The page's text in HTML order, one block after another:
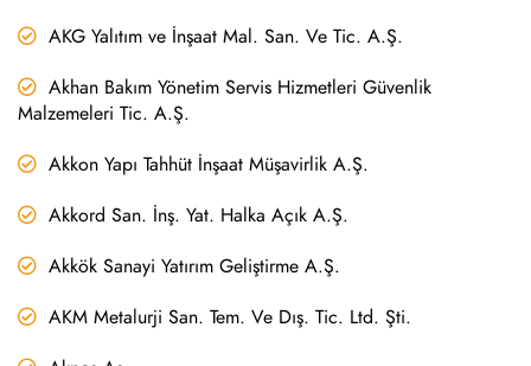
AKG Yalıtım ve İnşaat Mal. San. Ve Tic. A.Ş.
Akhan Bakım Yönetim Servis Hizmetleri Güvenlik
Malzemeleri Tic. A.Ş.
Akkon Yapı Tahhüt İnşaat Müşavirlik A.Ş.
Akkord San. İnş. Yat. Halka Açık A.Ş.
Akkök Sanayi Yatırım Geliştirme A.Ş.
AKM Metalurji San. Tem. Ve Dış. Tic. Ltd. Şti.